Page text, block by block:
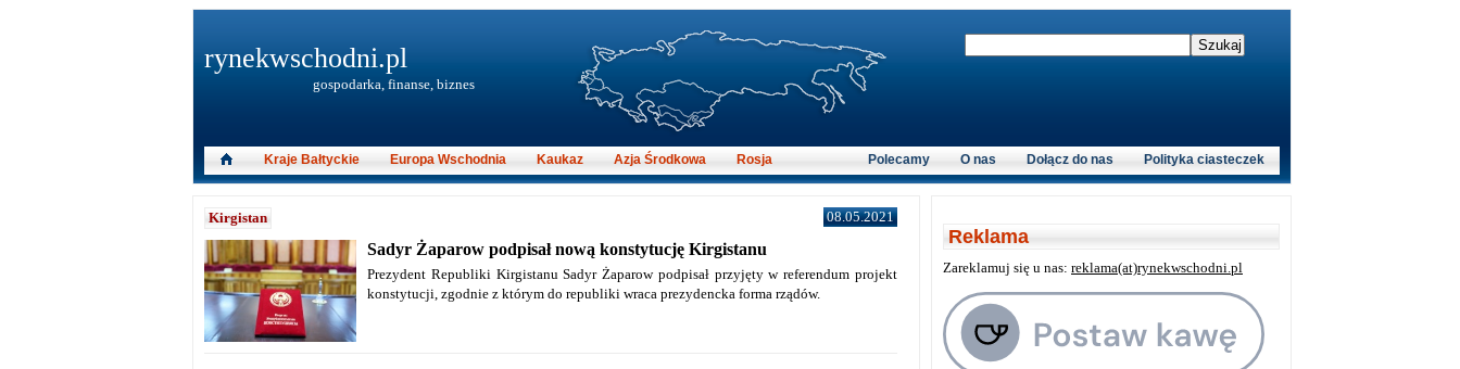
Kirgistan 08.05.2021
Sadyr Żaparow podpisał nową konstytucję Kirgistanu
Prezydent Republiki Kirgistanu Sadyr Żaparow podpisał przyjęty w referendum projekt
konstytucji, zgodnie z którym do republiki wraca prezydencka forma rządów.
rynekwschodni.pl
gospodarka, finanse, biznes
Kraje Bałtyckie Europa Wschodnia Kaukaz Azja Środkowa Rosja Polityka ciasteczek
Dołącz do nas
O nas
Polecamy
Reklama
Zareklamuj się u nas: reklama(at)rynekwschodni.pl